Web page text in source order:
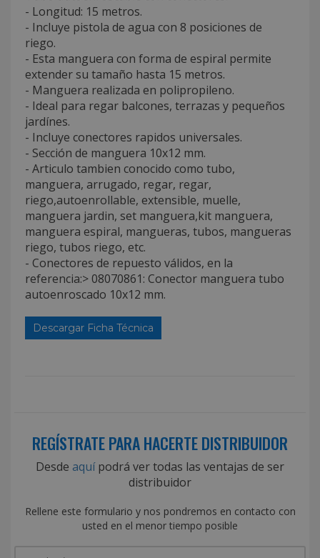
- Longitud: 15 metros.
- Incluye pistola de agua con 8 posiciones de
riego.
- Esta manguera con forma de espiral permite
extender su tamaño hasta 15 metros.
- Manguera realizada en polipropileno.
- Ideal para regar balcones, terrazas y pequeños
jardínes.
- Incluye conectores rapidos universales.
- Sección de manguera 10x12 mm.
- Articulo tambien conocido como tubo,
manguera, arrugado, regar, regar,
riego,autoenrollable, extensible, muelle,
manguera jardin, set manguera,kit manguera,
manguera espiral, mangueras, tubos, mangueras
riego, tubos riego, etc.
- Conectores de repuesto válidos, en la
referencia:> 08070861: Conector manguera tubo
autoenroscado 10x12 mm.
Descargar Ficha Técnica
REGÍSTRATE PARA HACERTE DISTRIBUIDOR
Desde aquípodrá ver todas las ventajas de ser
distribuidor
Rellene este formulario y nos pondremos en contacto con
usted en el menor tiempo posible